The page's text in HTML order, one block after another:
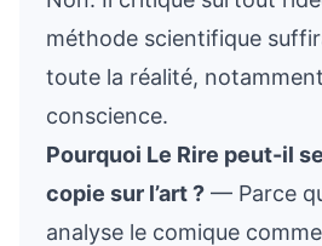
méthode scientifique
toute la réalité,
conscience.
Pourquoi Le Rire peut-il
copie sur l’art ? — Parce
analyse le comique